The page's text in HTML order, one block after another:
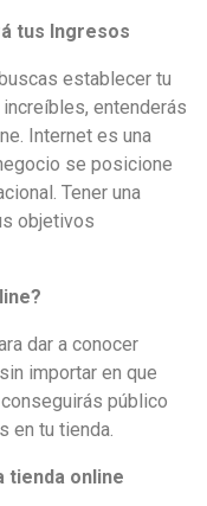
tus Ingresos
establecer tu
entenderás
Internet es una
se posicione
Tener una
objetivos
dar a conocer
importar en que
público
en tu tienda.
tienda online